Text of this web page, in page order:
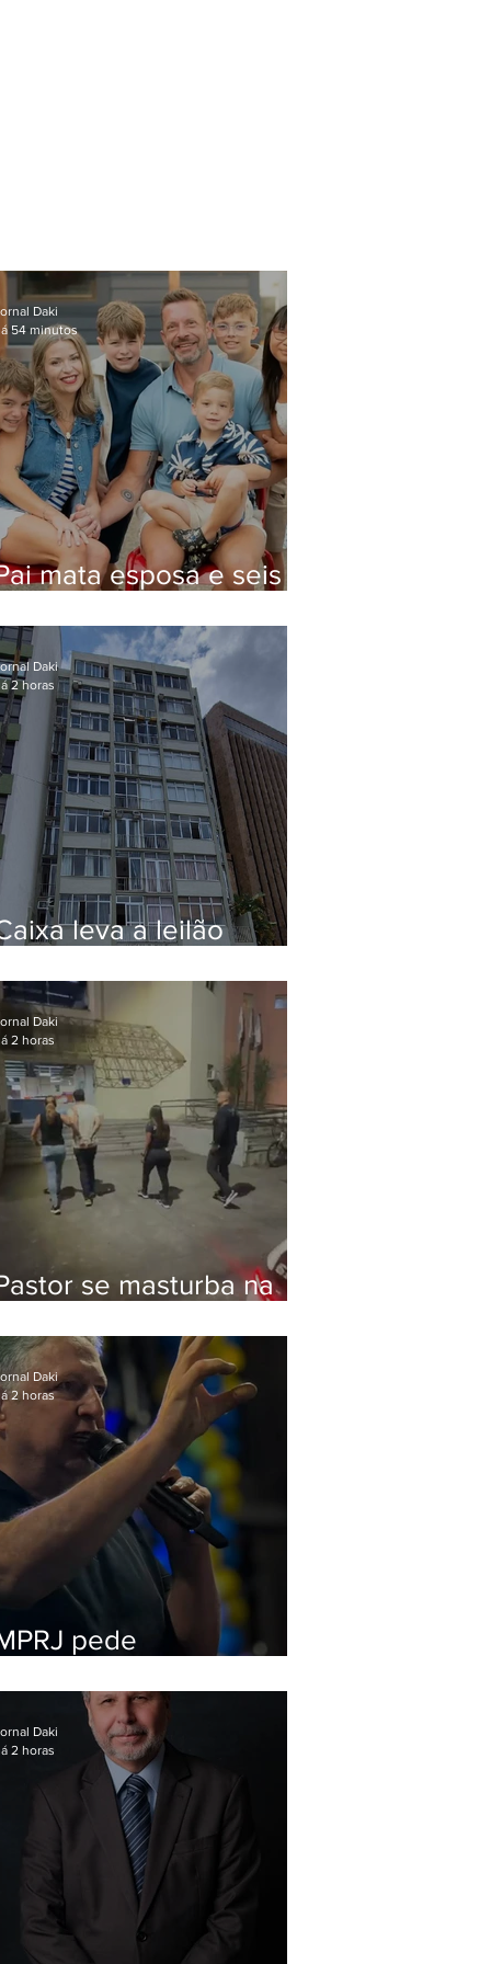
mata esposa e seis
Daki
54 minutos
leva a leilão
em Botafogo
Daki
2 horas
se masturba na
na Zona Oeste
Daki
2 horas
pede
Daki
2 horas
Daki
2 horas